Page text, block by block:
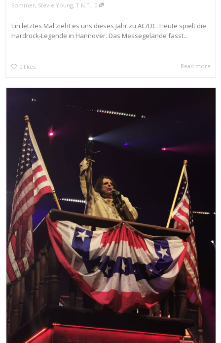
Sommer, Stevie Young, T.N.T., 0
Ein letztes Mal zieht es uns dieses Jahr zu AC/DC. Heute spielt die
Hardrock-Legende in Hannover. Das Messegelände fasst...
0 likes Read more